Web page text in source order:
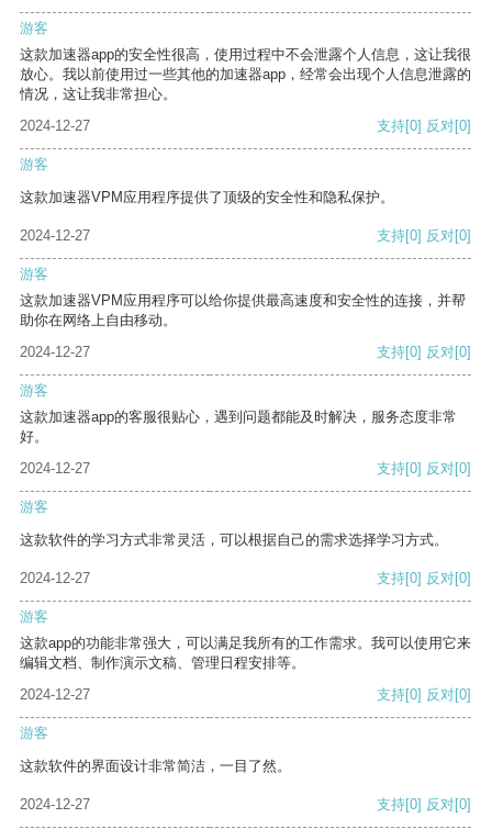
游客
这款加速器app的安全性很高，使用过程中不会泄露个人信息，这让我很
放心。我以前使用过一些其他的加速器app，经常会出现个人信息泄露的
情况，这让我非常担心。
2024-12-27
支持[0] 反对[0]
游客
这款加速器VPM应用程序提供了顶级的安全性和隐私保护。
2024-12-27 支持[0] 反对[0]
游客
这款加速器VPM应用程序可以给你提供最高速度和安全性的连接，并帮
助你在网络上自由移动。
2024-12-27
支持[0] 反对[0]
游客
这款加速器app的客服很贴心，遇到问题都能及时解决，服务态度非常
好。
2024-12-27
支持[0] 反对[0]
游客
这款软件的学习方式非常灵活，可以根据自己的需求选择学习方式。
2024-12-27 支持[0] 反对[0]
游客
这款app的功能非常强大，可以满足我所有的工作需求。我可以使用它来
编辑文档、制作演示文稿、管理日程安排等。
2024-12-27
支持[0] 反对[0]
游客
这款软件的界面设计非常简洁，一目了然。
2024-12-27 支持[0] 反对[0]